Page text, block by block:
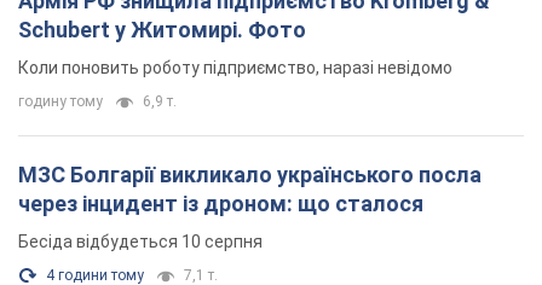
Schubert у Житомирі. Фото
Коли поновить роботу підприємство, наразі невідомо
годину тому 6,9 т.
МЗС Болгарії викликало українського посла
через інцидент із дроном: що сталося
Бесіда відбудеться 10 серпня
4 години тому 7,1 т.